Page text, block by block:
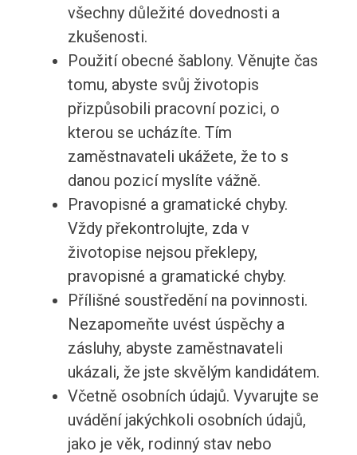
všechny důležité dovednosti a
zkušenosti.
Použití obecné šablony. Věnujte čas
tomu, abyste svůj životopis
přizpůsobili pracovní pozici, o
kterou se ucházíte. Tím
zaměstnavateli ukážete, že to s
danou pozicí myslíte vážně.
Pravopisné a gramatické chyby.
Vždy překontrolujte, zda v
životopise nejsou překlepy,
pravopisné a gramatické chyby.
Přílišné soustředění na povinnosti.
Nezapomeňte uvést úspěchy a
zásluhy, abyste zaměstnavateli
ukázali, že jste skvělým kandidátem.
Včetně osobních údajů. Vyvarujte se
uvádění jakýchkoli osobních údajů,
jako je věk, rodinný stav nebo